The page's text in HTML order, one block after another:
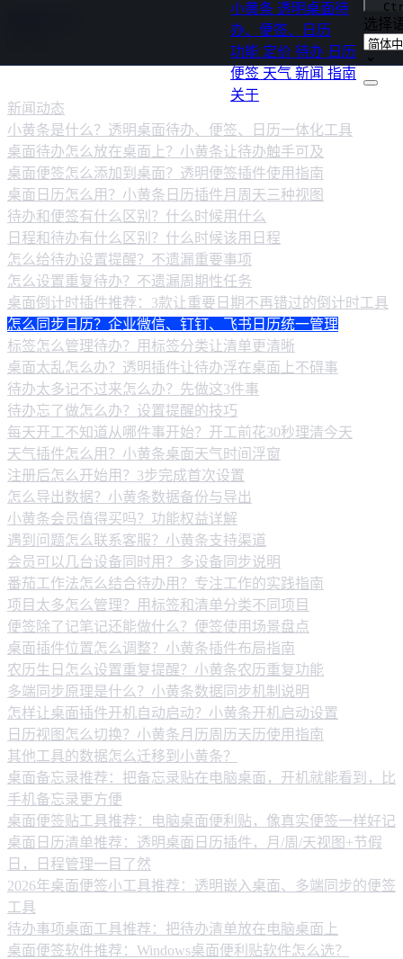
小黄条 透明桌面待
办、便签、日历
功能 定价 待办 日历
便签 天气 新闻 指南
关于
选择
新闻动态
小黄条是什么？透明桌面待办、便签、日历一体化工具
桌面待办怎么放在桌面上？小黄条让待办触手可及
桌面便签怎么添加到桌面？透明便签插件使用指南
桌面日历怎么用？小黄条日历插件月周天三种视图
待办和便签有什么区别？什么时候用什么
日程和待办有什么区别？什么时候该用日程
怎么给待办设置提醒？不遗漏重要事项
怎么设置重复待办？不遗漏周期性任务
桌面倒计时插件推荐：3款让重要日期不再错过的倒计时工具
怎么同步日历？企业微信、钉钉、飞书日历统一管理
标签怎么管理待办？用标签分类让清单更清晰
桌面太乱怎么办？透明插件让待办浮在桌面上不碍事
待办太多记不过来怎么办？先做这3件事
待办忘了做怎么办？设置提醒的技巧
每天开工不知道从哪件事开始？开工前花30秒理清今天
天气插件怎么用？小黄条桌面天气时间浮窗
注册后怎么开始用？3步完成首次设置
怎么导出数据？小黄条数据备份与导出
小黄条会员值得买吗？功能权益详解
遇到问题怎么联系客服？小黄条支持渠道
会员可以几台设备同时用？多设备同步说明
番茄工作法怎么结合待办用？专注工作的实践指南
项目太多怎么管理？用标签和清单分类不同项目
便签除了记笔记还能做什么？便签使用场景盘点
桌面插件位置怎么调整？小黄条插件布局指南
农历生日怎么设置重复提醒？小黄条农历重复功能
多端同步原理是什么？小黄条数据同步机制说明
怎样让桌面插件开机自动启动？小黄条开机启动设置
日历视图怎么切换？小黄条月历周历天历使用指南
其他工具的数据怎么迁移到小黄条？
桌面备忘录推荐：把备忘录贴在电脑桌面，开机就能看到，比
手机备忘录更方便
桌面便签贴工具推荐：电脑桌面便利贴，像真实便签一样好记
桌面日历清单推荐：透明桌面日历插件，月/周/天视图+节假
日，日程管理一目了然
2026年桌面便签小工具推荐：透明嵌入桌面、多端同步的便签
工具
待办事项桌面工具推荐：把待办清单放在电脑桌面上
桌面便签软件推荐：Windows桌面便利贴软件怎么选？